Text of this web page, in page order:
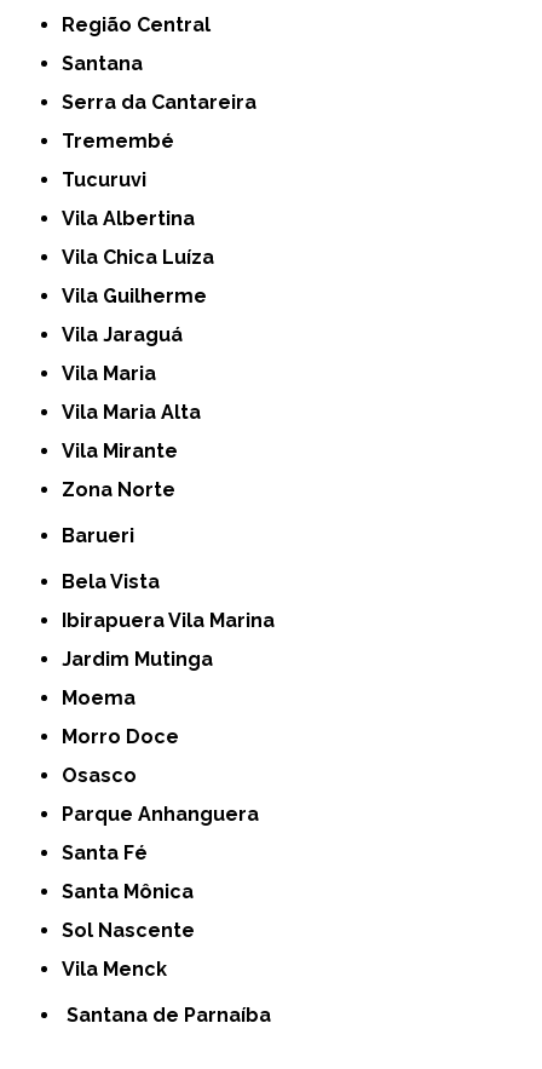
Região Central
Santana
Serra da Cantareira
Tremembé
Tucuruvi
Vila Albertina
Vila Chica Luíza
Vila Guilherme
Vila Jaraguá
Vila Maria
Vila Maria Alta
Vila Mirante
Zona Norte
Barueri
Bela Vista
Ibirapuera Vila Marina
Jardim Mutinga
Moema
Morro Doce
Osasco
Parque Anhanguera
Santa Fé
Santa Mônica
Sol Nascente
Vila Menck
Santana de Parnaíba